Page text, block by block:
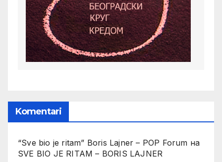
Komentari
“Sve bio je ritam” Boris Lajner – POP Forum на
SVE BIO JE RITAM – BORIS LAJNER